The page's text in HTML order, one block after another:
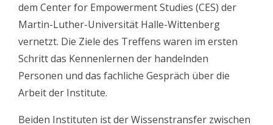
dem Center for Empowerment Studies (CES) der
Martin-Luther-Universität Halle-Wittenberg
vernetzt. Die Ziele des Treffens waren im ersten
Schritt das Kennenlernen der handelnden
Personen und das fachliche Gespräch über die
Arbeit der Institute.
Beiden Instituten ist der Wissenstransfer zwischen